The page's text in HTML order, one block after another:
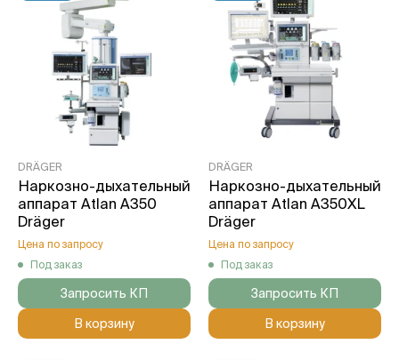
DRÄGER
Наркозно-дыхательный
аппарат Atlan A350
Dräger
Цена по запросу
Под заказ
Запросить КП
В корзину
DRÄGER
Наркозно-дыхательный
аппарат Atlan A350XL
Dräger
Цена по запросу
Под заказ
Запросить КП
В корзину